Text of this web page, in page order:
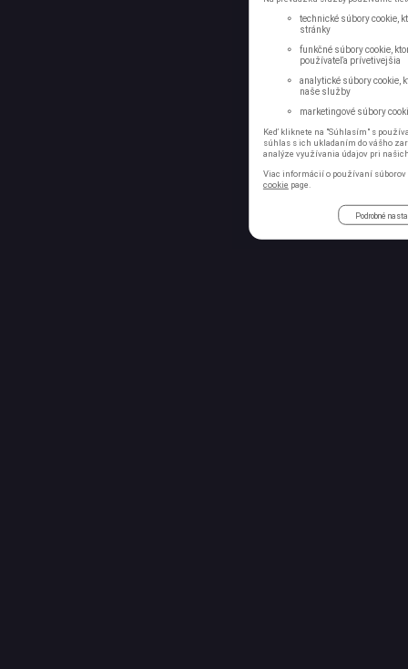
technické súbory cookie,
stránky
funkčné súbory cookie,
používateľa prívetivejšia
analytické súbory cookie,
naše služby
marketingové súbory
Keď kliknete na "Súhlasím" s
súhlas s ich ukladaním do vášho
analýze využívania údajov pri
Viac informácií o používaní
cookie page.
Podrobné